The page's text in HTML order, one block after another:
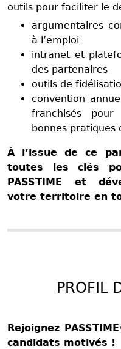
outils pour faciliter le
argumentaires
à l’emploi
intranet et
des partenaires
outils de
convention
franchisés
bonnes pratiques
À l’issue de ce
toutes les clés
PASSTIME et
votre territoire en
PROFIL
Rejoignez
candidats motivés !